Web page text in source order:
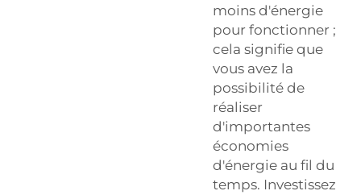
moins d'énergie
pour fonctionner ;
cela signifie que
vous avez la
possibilité de
réaliser
d'importantes
économies
d'énergie au fil du
temps. Investissez